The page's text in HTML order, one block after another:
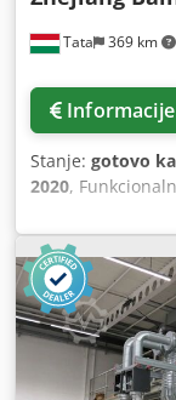
Tata 369 km
Stanje: gotovo
2020,
,
gotovo nova, i
radnih sati.
proizvodne linije:
ekstruder
gumene ploče
sušenje (širina
zrakom (širina